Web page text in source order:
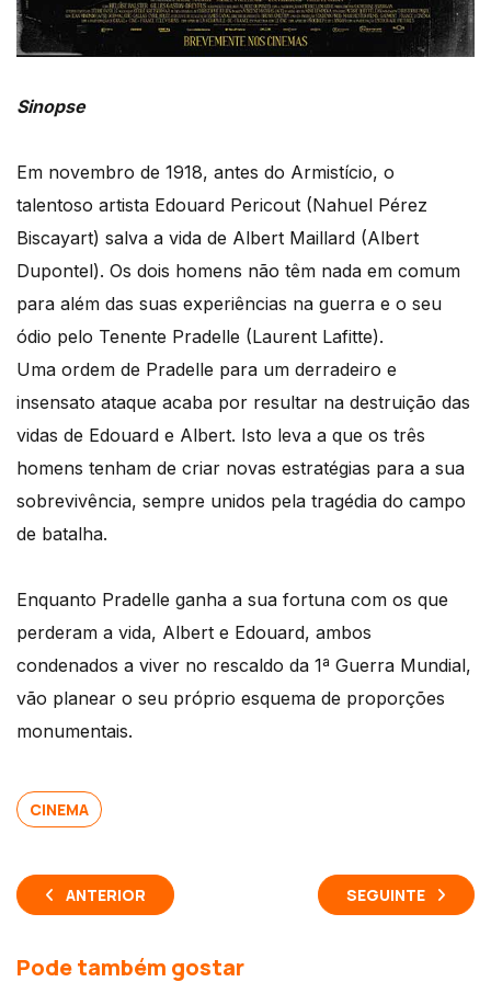
Sinopse
Em novembro de 1918, antes do Armistício, o
talentoso artista Edouard Pericout (Nahuel Pérez
Biscayart) salva a vida de Albert Maillard (Albert
Dupontel). Os dois homens não têm nada em comum
para além das suas experiências na guerra e o seu
ódio pelo Tenente Pradelle (Laurent Lafitte).
Uma ordem de Pradelle para um derradeiro e
insensato ataque acaba por resultar na destruição das
vidas de Edouard e Albert. Isto leva a que os três
homens tenham de criar novas estratégias para a sua
sobrevivência, sempre unidos pela tragédia do campo
de batalha.
Enquanto Pradelle ganha a sua fortuna com os que
perderam a vida, Albert e Edouard, ambos
condenados a viver no rescaldo da 1ª Guerra Mundial,
vão planear o seu próprio esquema de proporções
monumentais.
CINEMA
ANTERIOR SEGUINTE
Pode também gostar